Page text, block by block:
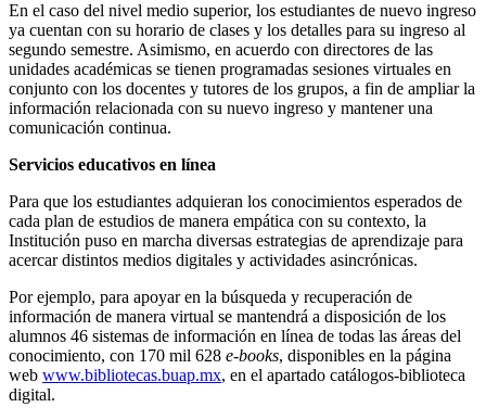
En el caso del nivel medio superior, los estudiantes de nuevo ingreso
ya cuentan con su horario de clases y los detalles para su ingreso al
segundo semestre. Asimismo, en acuerdo con directores de las
unidades académicas se tienen programadas sesiones virtuales en
conjunto con los docentes y tutores de los grupos, a fin de ampliar la
información relacionada con su nuevo ingreso y mantener una
comunicación continua.
Servicios educativos en línea
Para que los estudiantes adquieran los conocimientos esperados de
cada plan de estudios de manera empática con su contexto, la
Institución puso en marcha diversas estrategias de aprendizaje para
acercar distintos medios digitales y actividades asincrónicas.
Por ejemplo, para apoyar en la búsqueda y recuperación de
información de manera virtual se mantendrá a disposición de los
alumnos 46 sistemas de información en línea de todas las áreas del
conocimiento, con 170 mil 628 e-books, disponibles en la página
web www.bibliotecas.buap.mx, en el apartado catálogos-biblioteca
digital.